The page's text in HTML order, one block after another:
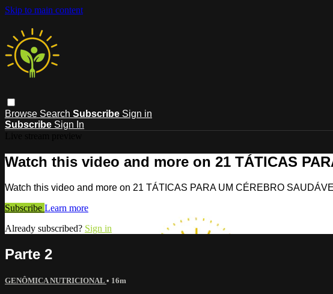
Skip to main content
Browse Search Subscribe Sign in
Subscribe Sign In
Watch this video and more on 21 TÁTICAS
Watch this video and more on 21 TÁTICAS PARA UM CÉREBRO
Subscribe Learn more
Already subscribed? Sign in
Parte 2
GENÔMICA NUTRICIONAL • 16m